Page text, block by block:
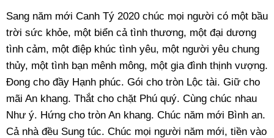
Sang năm mới Canh Tý 2020 chúc mọi người có một bầu
trời sức khỏe, một biển cả tình thương, một đại dương
tình cảm, một điệp khúc tình yêu, một người yêu chung
thủy, một tình bạn mênh mông, một gia đình thịnh vượng.
Đong cho đầy Hạnh phúc. Gói cho tròn Lộc tài. Giữ cho
mãi An khang. Thắt cho chặt Phú quý. Cùng chúc nhau
Như ý. Hứng cho tròn An khang. Chúc năm mới Bình an.
Cả nhà đều Sung túc. Chúc mọi người năm mới, tiền vào